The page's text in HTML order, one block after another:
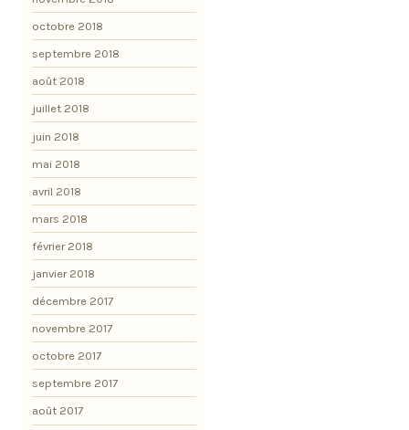
octobre 2018
septembre 2018
août 2018
juillet 2018
juin 2018
mai 2018
avril 2018
mars 2018
février 2018
janvier 2018
décembre 2017
novembre 2017
octobre 2017
septembre 2017
août 2017